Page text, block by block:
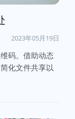
2023年05月19日
码。借助动态
化文件共享以